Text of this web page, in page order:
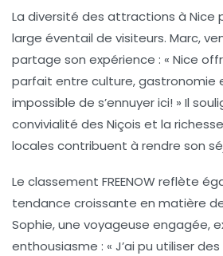
La diversité des attractions à Nice
large éventail de visiteurs. Marc,
partage son expérience : « Nice
parfait entre culture, gastronomie
impossible de s’ennuyer ici! » Il
convivialité des Niçois et la
locales contribuent à rendre son
Le classement FREENOWreflète
tendance croissante en matière
Sophie, une voyageuse engagée,
enthousiasme : « J’ai pu utiliser